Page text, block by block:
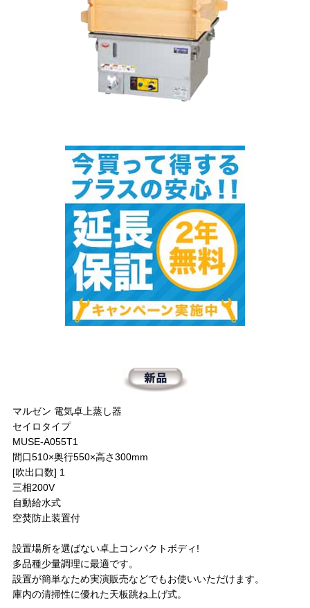
マルゼン 電気卓上蒸し器
セイロタイプ
MUSE-A055T1
間口510×奥行550×高さ300mm
[吹出口数] 1
三相200V
自動給水式
空焚防止装置付
設置場所を選ばない卓上コンパクトボディ!
多品種少量調理に最適です。
設置が簡単なため実演販売などでもお使いいただけます。
庫内の清掃性に優れた天板跳ね上げ式。